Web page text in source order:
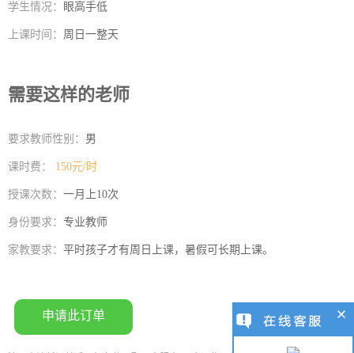
学生情况： 眼高手低
上课时间： 周日一整天
需要这样的老师
要求教师性别： 男
课时费： 150元/时
授课次数： 一月上10次
身份要求： 专业教师
家教要求： 平时孩子才有周日上课，暑假可长期上课。
申请此订单